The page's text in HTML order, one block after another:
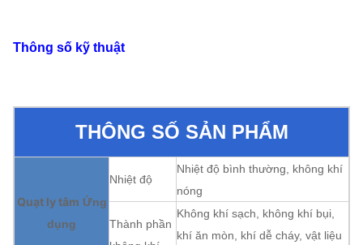
Thông số kỹ thuật
THÔNG SỐ SẢN PHẨM
Quạt ly tâm Ứng
dụng
Nhiệt độ
Nhiệt độ bình thường, không khí
nóng
Thành phần
Không khí sạch, không khí bụi,
khí ăn mòn, khí dễ cháy, vật liệu